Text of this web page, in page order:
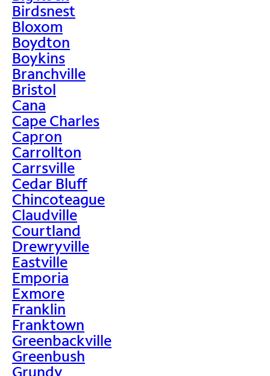
Birdsnest
Bloxom
Boydton
Boykins
Branchville
Bristol
Cana
Cape Charles
Capron
Carrollton
Carrsville
Cedar Bluff
Chincoteague
Claudville
Courtland
Drewryville
Eastville
Emporia
Exmore
Franklin
Franktown
Greenbackville
Greenbush
Grundy